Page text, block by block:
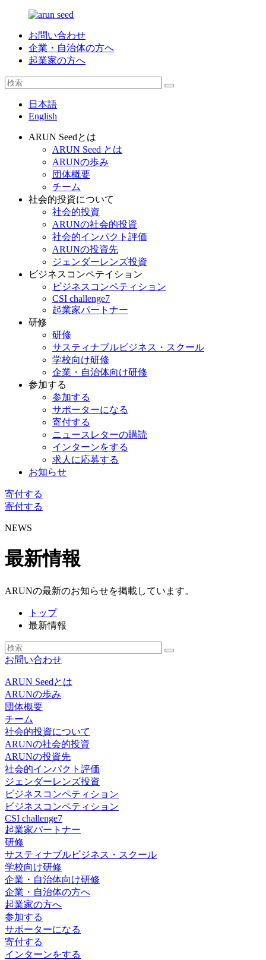
お問い合わせ
企業・自治体の方へ
起業家の方へ
日本語
English
ARUN Seedとは
ARUN Seed とは
ARUNの歩み
団体概要
チーム
社会的投資について
社会的投資
ARUNの社会的投資
社会的インパクト評価
ARUNの投資先
ジェンダーレンズ投資
ビジネスコンペテイション
ビジネスコンペティション
CSI challenge7
起業家パートナー
研修
研修
サスティナブルビジネス・スクール
学校向け研修
企業・自治体向け研修
参加する
参加する
サポーターになる
寄付する
ニュースレターの購読
インターンをする
求人に応募する
お知らせ
寄付する
寄付する
NEWS
最新情報
ARUNの最新のお知らせを掲載しています。
トップ
最新情報
お問い合わせ
ARUN Seedとは
ARUNの歩み
団体概要
チーム
社会的投資について
ARUNの社会的投資
ARUNの投資先
社会的インパクト評価
ジェンダーレンズ投資
ビジネスコンペティション
ビジネスコンペティション
CSI challenge7
起業家パートナー
研修
サスティナブルビジネス・スクール
学校向け研修
企業・自治体向け研修
企業・自治体の方へ
起業家の方へ
参加する
サポーターになる
寄付する
インターンをする